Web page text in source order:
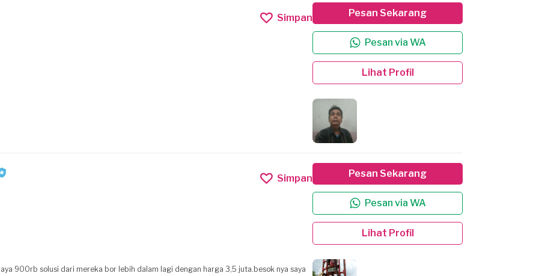
Simpan Pesan Sekarang
Pesan via WA
Lihat Profil
Simpan
900rb solusi dari mereka bor lebih dalam lagi dengan harga 3,5 juta.besok nya saya
Pesan Sekarang
Pesan via WA
Lihat Profil